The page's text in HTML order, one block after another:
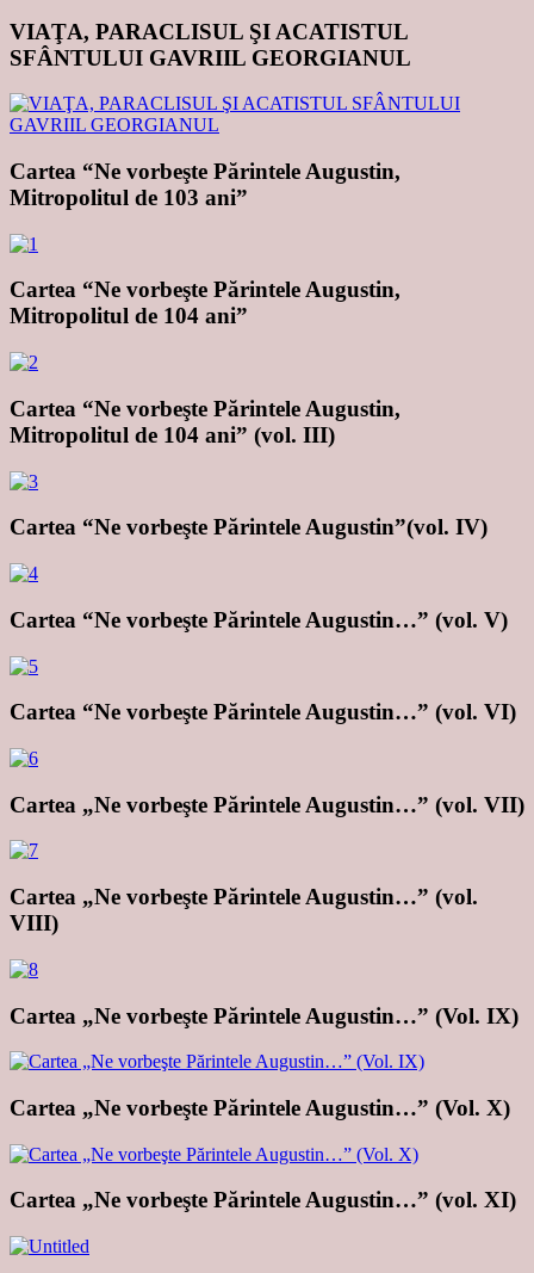
VIAŢA, PARACLISUL ŞI ACATISTUL
SFÂNTULUI GAVRIIL GEORGIANUL
Cartea “Ne vorbeşte Părintele Augustin,
Mitropolitul de 103 ani”
Cartea “Ne vorbeşte Părintele Augustin,
Mitropolitul de 104 ani”
Cartea “Ne vorbeşte Părintele Augustin,
Mitropolitul de 104 ani” (vol. III)
Cartea “Ne vorbeşte Părintele Augustin”(vol. IV)
Cartea “Ne vorbeşte Părintele Augustin…” (vol. V)
Cartea “Ne vorbeşte Părintele Augustin…” (vol. VI)
Cartea „Ne vorbeşte Părintele Augustin…” (vol. VII)
Cartea „Ne vorbeşte Părintele Augustin…” (vol.
VIII)
Cartea „Ne vorbeşte Părintele Augustin…” (Vol. IX)
Cartea „Ne vorbeşte Părintele Augustin…” (Vol. X)
Cartea „Ne vorbeşte Părintele Augustin…” (vol. XI)